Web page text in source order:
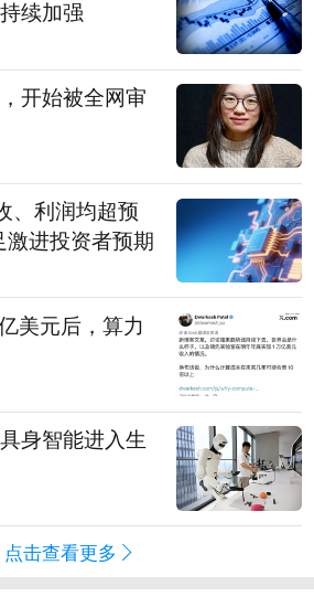
续加强
开始被全网审
、利润均超预
进投资者预期
美元后，算力
身智能进入生
点击查看更多